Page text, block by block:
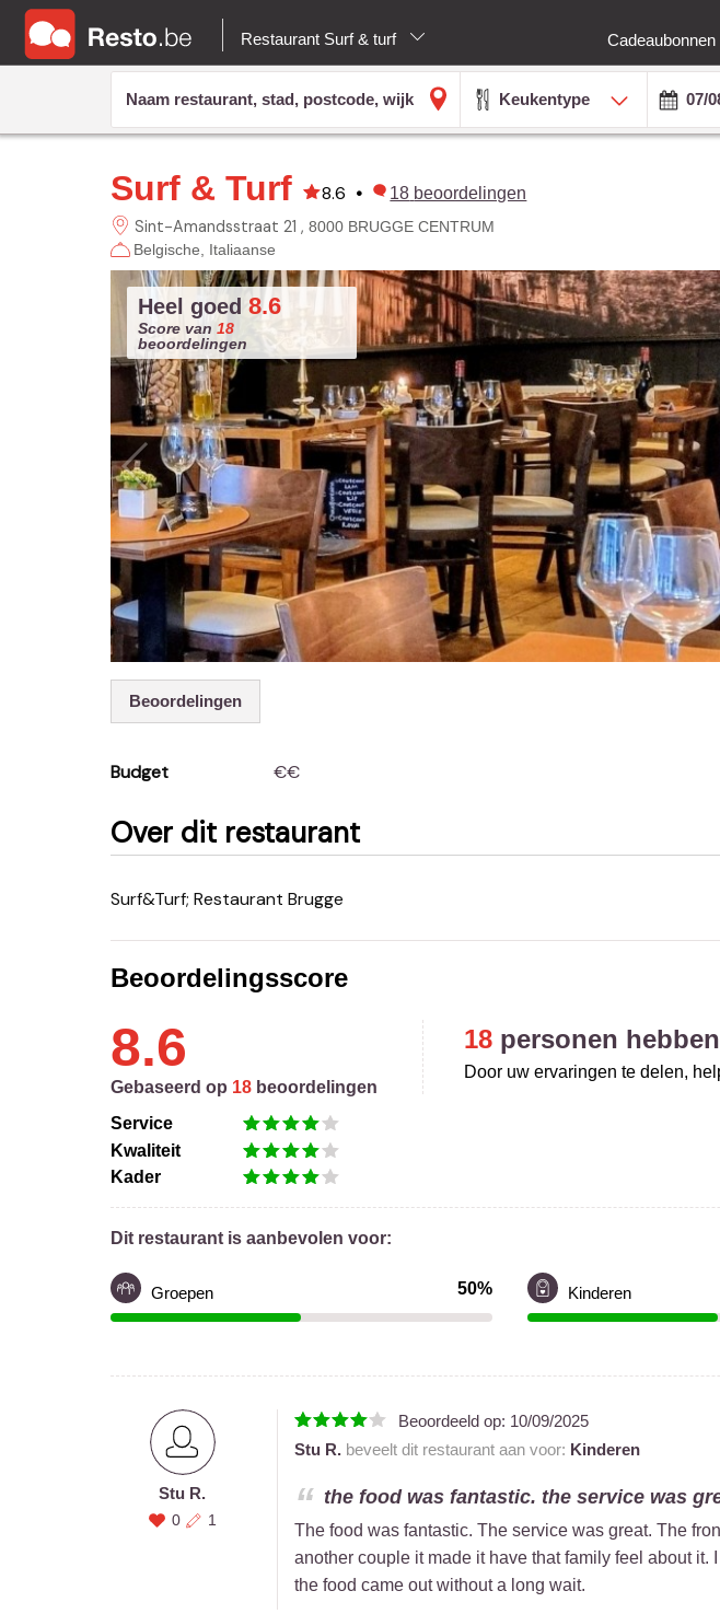
Restaurant Surf & turf Cadeaubonnen
Keukentype
Surf & Turf 8.6 • 18 beoordelingen
Sint-Amandsstraat 21
8000 BRUGGE CENTRUM
Belgische
Italiaanse
Heel goed 8.6
Score van 18
beoordelingen
Beoordelingen
Budget €€
Over dit restaurant
Surf&Turf; Restaurant Brugge
Beoordelingsscore
8.6
Gebaseerd op 18 beoordelingen
Service
Kwaliteit
Kader
18 personen
Door uw ervaringen te delen,
Dit restaurant is aanbevolen voor:
Groepen 50% Kinderen
Stu R.
0 1
Beoordeeld op: 10/09/2025
Stu R.beveelt dit restaurant aan voor: Kinderen
the food was fantastic. the service was
The food was fantastic. The service was great. The
another couple it made it have that family feel about it.
the food came out without a long wait.